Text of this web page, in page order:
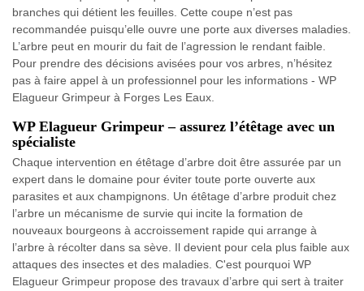
branches qui détient les feuilles. Cette coupe n’est pas
recommandée puisqu’elle ouvre une porte aux diverses maladies.
L’arbre peut en mourir du fait de l’agression le rendant faible.
Pour prendre des décisions avisées pour vos arbres, n’hésitez
pas à faire appel à un professionnel pour les informations - WP
Elagueur Grimpeur à Forges Les Eaux.
WP Elagueur Grimpeur – assurez l’étêtage avec un
spécialiste
Chaque intervention en étêtage d’arbre doit être assurée par un
expert dans le domaine pour éviter toute porte ouverte aux
parasites et aux champignons. Un étêtage d’arbre produit chez
l’arbre un mécanisme de survie qui incite la formation de
nouveaux bourgeons à accroissement rapide qui arrange à
l’arbre à récolter dans sa sève. Il devient pour cela plus faible aux
attaques des insectes et des maladies. C'est pourquoi WP
Elagueur Grimpeur propose des travaux d’arbre qui sert à traiter